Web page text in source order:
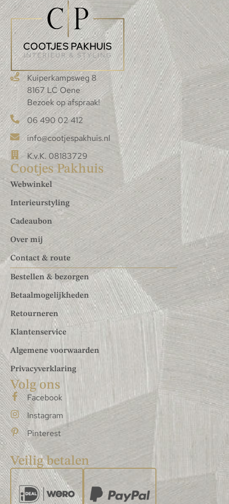
Kuiperkampsweg 8
8167 LC Oene
Bezoek op afspraak!
06 490 02 412
info@cootjespakhuis.nl
K.v.K. 08183729
Cootjes Pakhuis
Webwinkel
Interieurstyling
Cadeaubon
Over mij
Contact & route
Bestellen & bezorgen
Betaalmogelijkheden
Retourneren
Klantenservice
Algemene voorwaarden
Privacyverklaring
Volg ons
Facebook
Instagram
Pinterest
Veilig betalen